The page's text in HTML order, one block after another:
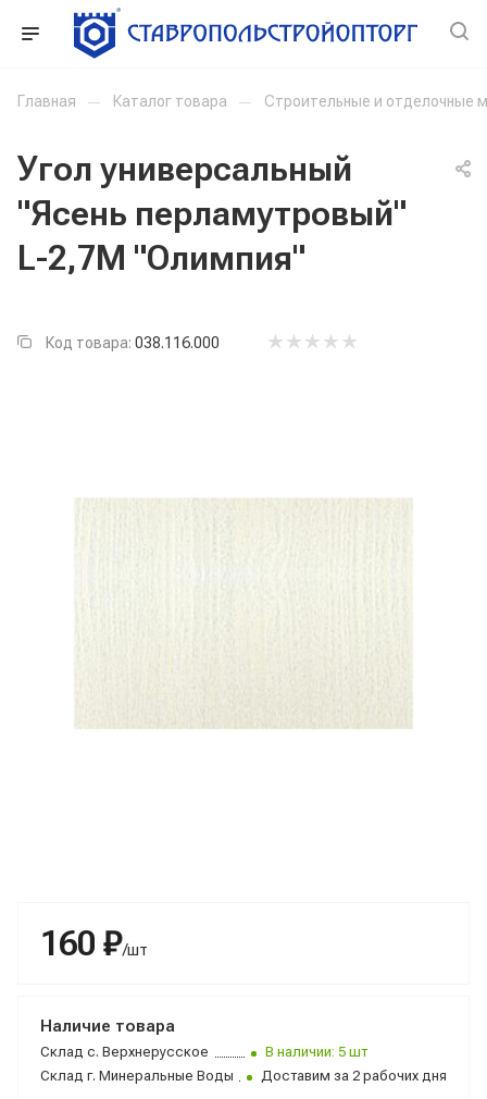
Главная — Каталог товара — Строительные и отделочные
Угол универсальный
"Ясень перламутровый"
L-2,7М "Олимпия"
Код товара: 038.116.000
160 ₽/шт
Наличие товара
Склад с. Верхнерусское
В наличии: 5 шт
Склад г. Минеральные Воды Доставим за 2 рабочих дня